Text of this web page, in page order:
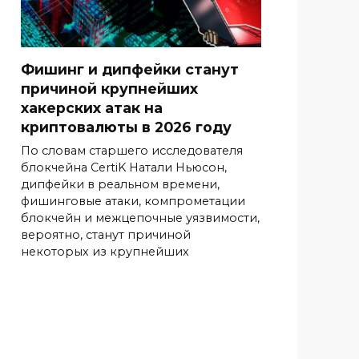
Фишинг и дипфейки станут
причиной крупнейших
хакерских атак на
криптовалюты в 2026 году
По словам старшего исследователя
блокчейна CertiK Натали Ньюсон,
дипфейки в реальном времени,
фишинговые атаки, компрометации
блокчейн и межцепочные уязвимости,
вероятно, станут причиной
некоторых из крупнейших